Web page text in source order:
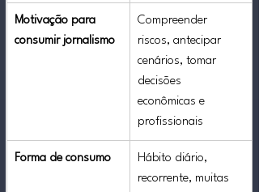
Motivação para
consumir jornalismo
Compreender
riscos, antecipar
cenários, tomar
decisões
econômicas e
profissionais
Forma de consumo
Hábito diário,
recorrente, muitas